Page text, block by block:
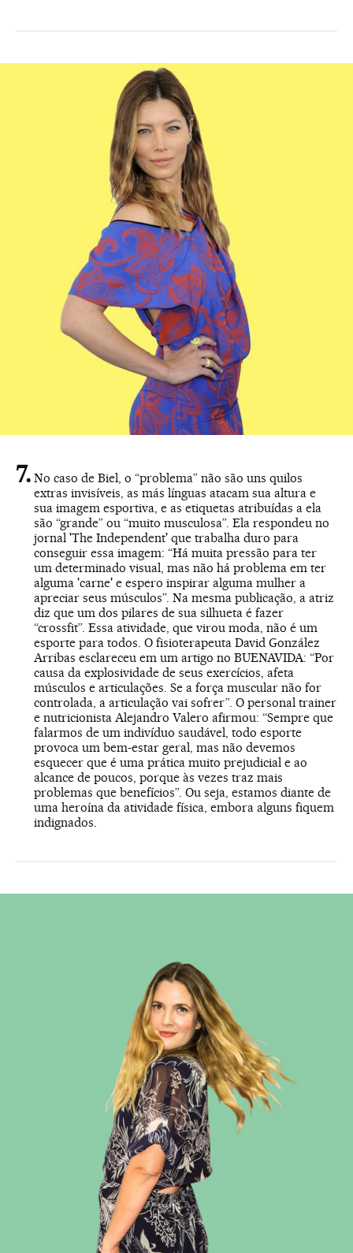
No caso de Biel, o “problema” não são uns quilos
extras invisíveis, as más línguas atacam sua altura e
sua imagem esportiva, e as etiquetas atribuídas a ela
são “grande” ou “muito musculosa”. Ela respondeu no
jornal 'The Independent' que trabalha duro para
conseguir essa imagem: “Há muita pressão para ter
um determinado visual, mas não há problema em ter
alguma 'carne' e espero inspirar alguma mulher a
apreciar seus músculos”. Na mesma publicação, a atriz
diz que um dos pilares de sua silhueta é fazer
“crossfit”. Essa atividade, que virou moda, não é um
esporte para todos. O fisioterapeuta David González
Arribas esclareceu em um artigo no BUENAVIDA: “Por
causa da explosividade de seus exercícios, afeta
músculos e articulações. Se a força muscular não for
controlada, a articulação vai sofrer”. O personal trainer
e nutricionista Alejandro Valero afirmou: “Sempre que
falarmos de um indivíduo saudável, todo esporte
provoca um bem-estar geral, mas não devemos
esquecer que é uma prática muito prejudicial e ao
alcance de poucos, porque às vezes traz mais
problemas que benefícios”. Ou seja, estamos diante de
uma heroína da atividade física, embora alguns fiquem
indignados.